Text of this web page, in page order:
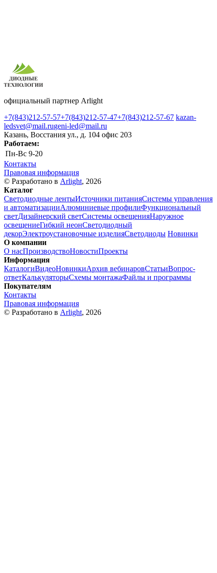
официальный партнер Arlight
+7(843)212-57-57+7(843)212-57-47+7(843)212-57-67 kazan-
ledsvet@mail.rugeni-led@mail.ru
Казань, Восстания ул., д. 104 офис 203
Работаем:
Пн-Вс 9-20
Контакты
Правовая информация
© Разработано в Arlight, 2026
Каталог
Светодиодные лентыИсточники питанияСистемы управления
и автоматизацииАлюминиевые профилиФункциональный
светДизайнерский светСистемы освещенияНаружное
освещениеГибкий неонСветодиодный
декорЭлектроустановочные изделияСветодиоды Новинки
О компании
О насПроизводствоНовостиПроекты
Информация
КаталогиВидеоНовинкиАрхив вебинаровСтатьиВопрос-
ответКалькуляторыСхемы монтажаФайлы и программы
Покупателям
Контакты
Правовая информация
© Разработано в Arlight, 2026